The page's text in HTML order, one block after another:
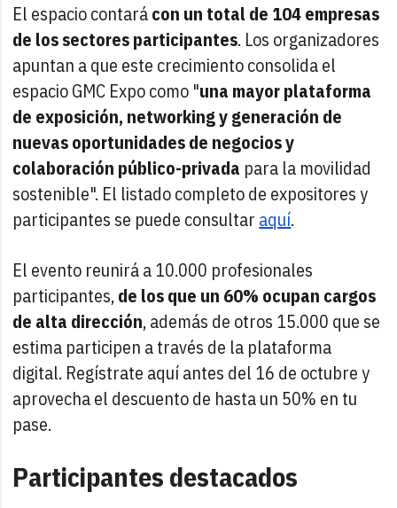
El espacio contarácon un total de 104 empresas
de los sectores participantes. Los organizadores
apuntan a que este crecimiento consolida el
espacio GMC Expo como "una mayor plataforma
de exposición, networking y generación de
nuevas oportunidades de negocios y
colaboración público-privada para la movilidad
sostenible". El listado completo de expositores y
participantes se puede consultar aquí.
El evento reunirá a 10.000 profesionales
participantes,de los que un 60% ocupan cargos
de alta dirección, además de otros 15.000 que se
estima participen a través de la plataforma
digital. Regístrate aquí antes del 16 de octubre y
aprovecha el descuento de hasta un 50% en tu
pase.
Participantes destacados